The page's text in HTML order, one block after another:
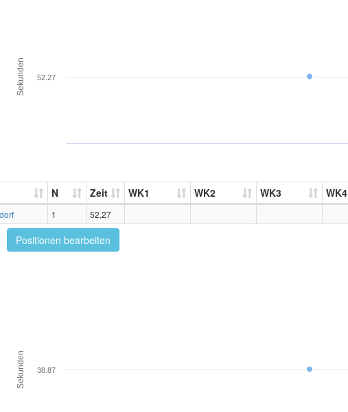
Sekunden 52.27
N Zeit WK1 WK2 WK3 WK4
1 52,27
Positionen bearbeiten
Sekunden 38.87